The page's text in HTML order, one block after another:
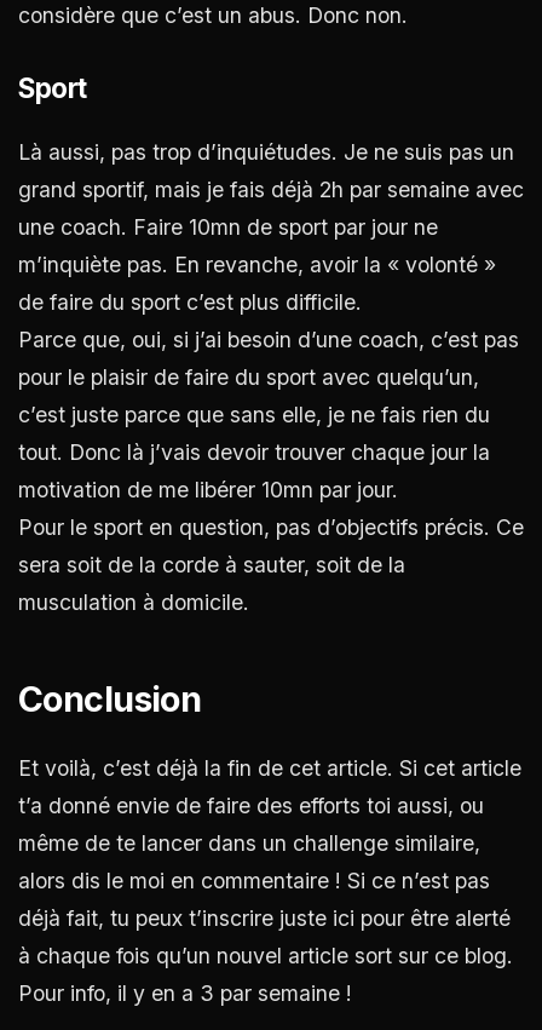
considère que c’est un abus. Donc non.
Sport
Là aussi, pas trop d’inquiétudes. Je ne suis pas un
grand sportif, mais je fais déjà 2h par semaine avec
une coach. Faire 10mn de sport par jour ne
m’inquiète pas. En revanche, avoir la « volonté »
de faire du sport c’est plus difficile.
Parce que, oui, si j’ai besoin d’une coach, c’est pas
pour le plaisir de faire du sport avec quelqu’un,
c’est juste parce que sans elle, je ne fais rien du
tout. Donc là j’vais devoir trouver chaque jour la
motivation de me libérer 10mn par jour.
Pour le sport en question, pas d’objectifs précis. Ce
sera soit de la corde à sauter, soit de la
musculation à domicile.
Conclusion
Et voilà, c’est déjà la fin de cet article. Si cet article
t’a donné envie de faire des efforts toi aussi, ou
même de te lancer dans un challenge similaire,
alors dis le moi en commentaire ! Si ce n’est pas
déjà fait, tu peux t’inscrire juste ici pour être alerté
à chaque fois qu’un nouvel article sort sur ce blog.
Pour info, il y en a 3 par semaine !